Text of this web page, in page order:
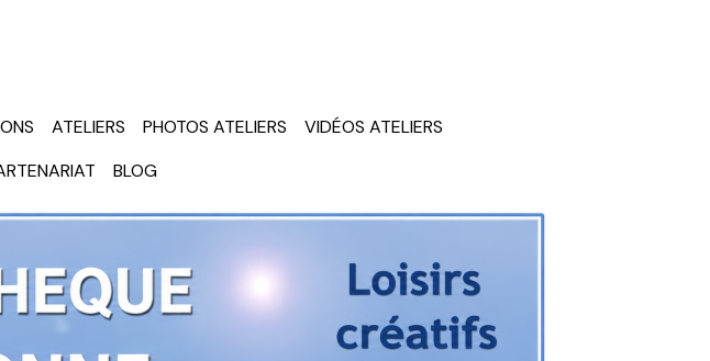
ATELIERS PHOTOS ATELIERS
VIDÉOS ATELIERS
BLOG